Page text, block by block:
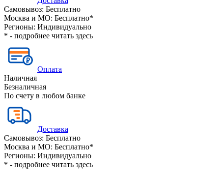
Самовывоз: Бесплатно
Москва и МО: Бесплатно*
Регионы: Индивидуально
* - подробнее читать здесь
Оплата
Наличная
Безналичная
По счету в любом банке
Доставка
Самовывоз: Бесплатно
Москва и МО: Бесплатно*
Регионы: Индивидуально
* - подробнее читать здесь